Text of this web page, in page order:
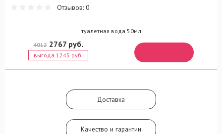
раскрашивается привлекательными
мускусными акцентами, что дает сходство
с оригинальной мелодией, но при этом
современное, модное и стильное. Аромат
Guess 1981 выражается очарованием
вступительных нот игривой фиалки, с
трансформируется в великолепное
сердце, наполненное оттенками
сандалового дерева, сочной груши и его
величества Жасмина. Шлейфом Guess
1981 заведуют ноты кедра, мускуса и
янтаря.
Отзывов: 0
туалетная вода 50мл
40122767 руб.
выгода 1245 руб.
Доставка
Качество и гарантии